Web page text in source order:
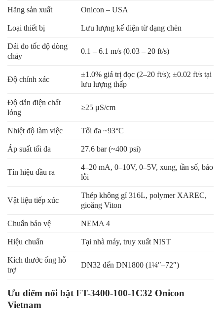
Hãng sản xuất Onicon – USA
Loại thiết bị Lưu lượng kế điện từ dạng chèn
Dải đo tốc độ dòng
chảy
0.1 – 6.1 m/s (0.03 – 20 ft/s)
Độ chính xác
±1.0% giá trị đọc (2–20 ft/s); ±0.02 ft/s tại
lưu lượng thấp
Độ dẫn điện chất
lỏng
≥25 μS/cm
Nhiệt độ làm việc Tối đa ~93°C
Áp suất tối đa 27.6 bar (~400 psi)
Tín hiệu đầu ra
4–20 mA, 0–10V, 0–5V, xung, tần số, báo
lỗi
Vật liệu tiếp xúc
Thép không gỉ 316L, polymer XAREC,
gioăng Viton
Chuẩn bảo vệ NEMA 4
Hiệu chuẩn Tại nhà máy, truy xuất NIST
Kích thước ống hỗ
trợ
DN32 đến DN1800 (1¼″–72″)
Ưu điểm nổi bật FT-3400-100-1C32 Onicon
Vietnam